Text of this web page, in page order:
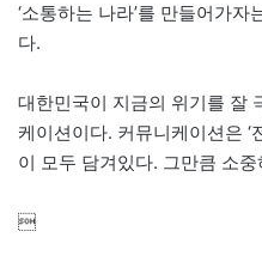
‘소통하는 나라’를 만들어가
다.
대한민국이 지금의 위기를 잘
케이션이다. 커뮤니케이션은 ‘
이 모두 담겨있다. 그만큼 소
